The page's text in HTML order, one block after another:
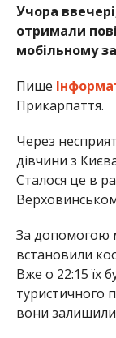
Учора
отримали
мобільному
Пише
Прикарпаття.
Через
дівчини з
Сталося це в
За допомогою
встановили
Вже о 22:15 їх
туристичного
вони